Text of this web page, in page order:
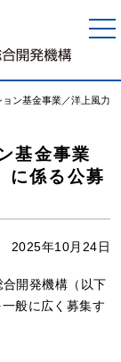
ョン基金事業／洋上風力
基金事業
に係る公募
2025年10月24日
開発機構（以下
般に広く募集す